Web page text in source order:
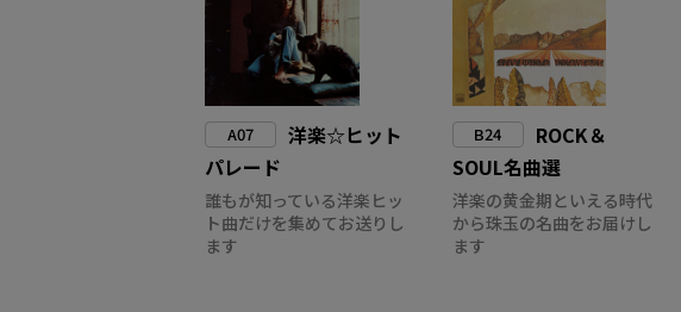
A07
洋楽☆ヒット
パレード
誰もが知っている洋楽ヒッ
ト曲だけを集めてお送りし
ます
B24
ROCK＆
SOUL名曲選
洋楽の黄金期といえる時代
から珠玉の名曲をお届けし
ます